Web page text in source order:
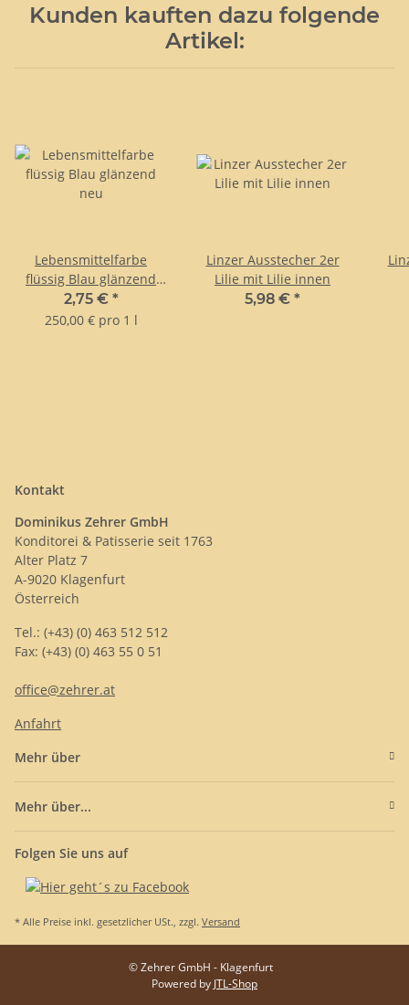
Kunden kauften dazu folgende
Artikel:
Lebensmittelfarbe
flüssig Blau glänzend
neu
2,75 € *
250,00 € pro 1 l
Linzer Ausstecher 2er
Lilie mit Lilie innen
5,98 € *
Kontakt
Dominikus Zehrer GmbH
Konditorei & Patisserie seit 1763
Alter Platz 7
A-9020 Klagenfurt
Österreich
Tel.: (+43) (0) 463 512 512
Fax: (+43) (0) 463 55 0 51
office@zehrer.at
Anfahrt
Mehr über
Mehr über...
Folgen Sie uns auf
* Alle Preise inkl. gesetzlicher USt., zzgl. Versand
© Zehrer GmbH - Klagenfurt
Powered by JTL-Shop